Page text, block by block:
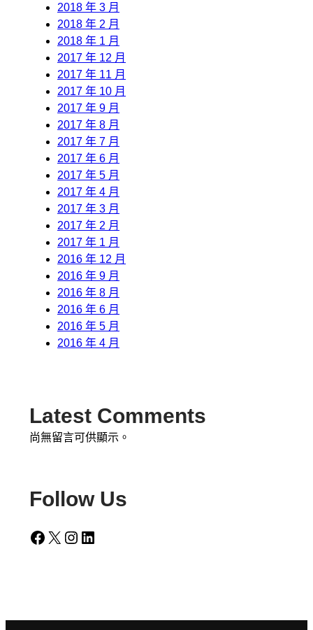
2018 年 3 月
2018 年 2 月
2018 年 1 月
2017 年 12 月
2017 年 11 月
2017 年 10 月
2017 年 9 月
2017 年 8 月
2017 年 7 月
2017 年 6 月
2017 年 5 月
2017 年 4 月
2017 年 3 月
2017 年 2 月
2017 年 1 月
2016 年 12 月
2016 年 9 月
2016 年 8 月
2016 年 6 月
2016 年 5 月
2016 年 4 月
Latest Comments
尚無留言可供顯示。
Follow Us
Facebook X Instagram LinkedIn